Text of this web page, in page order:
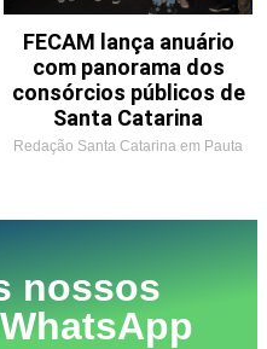
FECAM lança anuário
com panorama dos
consórcios públicos de
Santa Catarina
Redação Santa Catarina em Pauta
nossos